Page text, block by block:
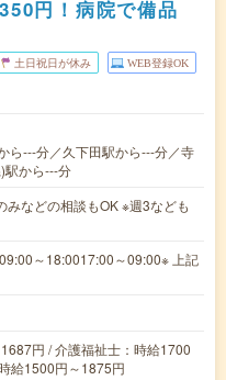
円！病院で備品
土日祝日が休み WEB登録OK
ら---分／久下田駅から---分／寺
駅から---分
みなどの相談もOK ※週3なども
～18:0017:00～09:00※ 上記
円 / 介護福祉士：時給1700
給1500円～1875円